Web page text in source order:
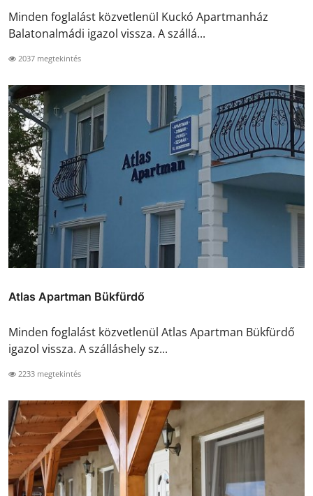
Minden foglalást közvetlenül Kuckó Apartmanház
Balatonalmádi igazol vissza. A szállá...
2037 megtekintés
Atlas Apartman Bükfürdő
Minden foglalást közvetlenül Atlas Apartman Bükfürdő
igazol vissza. A szálláshely sz...
2233 megtekintés